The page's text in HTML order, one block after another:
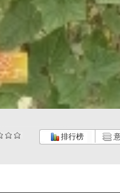
排行榜